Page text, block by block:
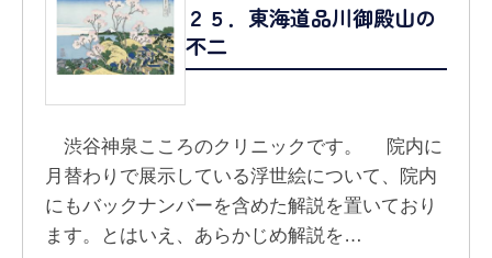
２５．東海道品川御殿山の
不二
渋谷神泉こころのクリニックです。 院内に
月替わりで展示している浮世絵について、院内
にもバックナンバーを含めた解説を置いており
ます。とはいえ、あらかじめ解説を…